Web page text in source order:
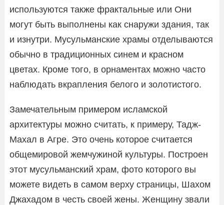
используются также фрактальные или Они
могут быть выполнены как снаружи здания, так
и изнутри. Мусульманские храмы отделываются
обычно в традиционных синем и красном
цветах. Кроме того, в орнаментах можно часто
наблюдать вкрапления белого и золотистого.
Замечательным примером исламской
архитектуры можно считать, к примеру, Тадж-
Махал в Агре. Это очень которое считается
общемировой жемчужиной культуры. Построен
этот мусульманский храм, фото которого вы
можете видеть в самом верху страницы, Шахом
Джахадом в честь своей жены. Женщину звали